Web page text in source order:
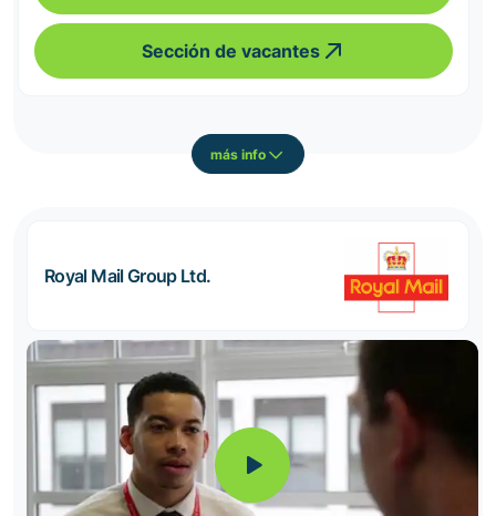
Sección de vacantes
más info
Royal Mail Group Ltd.